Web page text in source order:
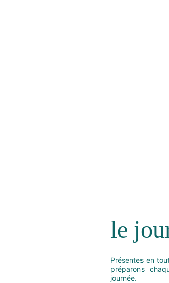
le
Présentes en
préparons
journée.